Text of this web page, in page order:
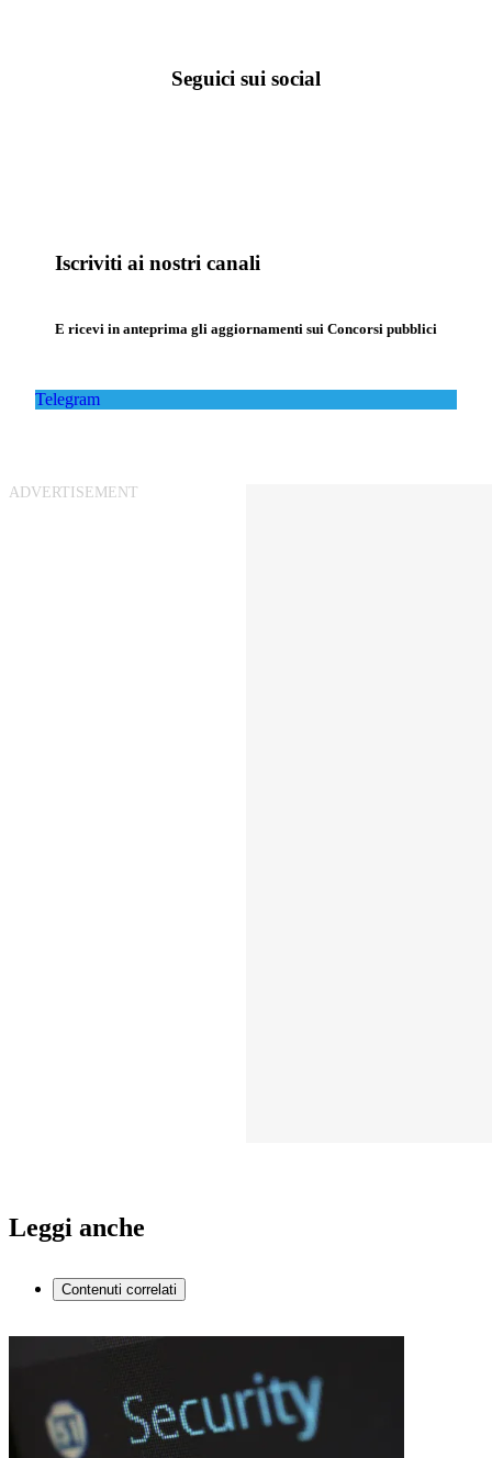
Seguici sui social
Iscriviti ai nostri canali
E ricevi in anteprima gli aggiornamenti sui Concorsi pubblici
Telegram
Leggi anche
Contenuti correlati